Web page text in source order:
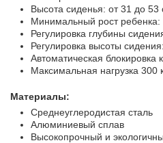
Высота сиденья: от 31 до 53
Минимальный рост ребенка:
Регулировка глубины
Регулировка высоты
Автоматическая блокировка
Максимальная нагрузка 300
Материалы:
Среднеуглеродистая сталь
Алюминиевый сплав
Высокопрочный и